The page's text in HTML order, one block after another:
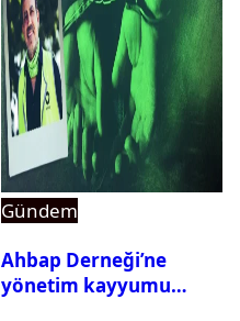
Gündem
Ahbap Derneği’ne
yönetim kayyumu